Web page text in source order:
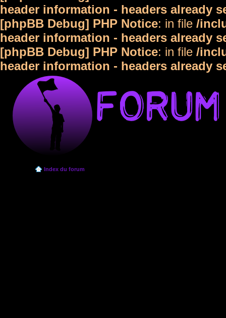
header information - headers already
[phpBB Debug] PHP Notice: in file /
header information - headers already
[phpBB Debug] PHP Notice: in file /
header information - headers already
Index du forum